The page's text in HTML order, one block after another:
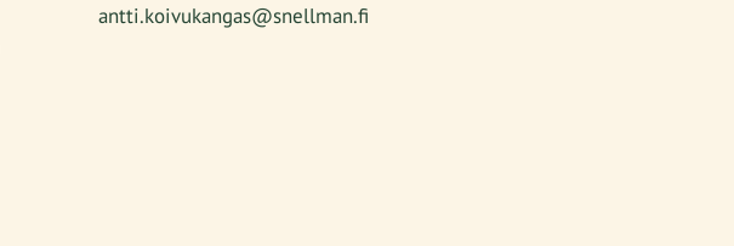
antti.koivukangas@snellman.fi